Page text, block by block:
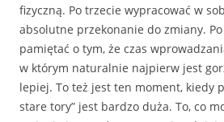
fizyczną. Po trzecie wypracować w
absolutne przekonanie do zmiany.
pamiętać o tym, że czas
w którym naturalnie najpierw jest
lepiej. To też jest ten moment, kiedy
stare tory” jest bardzo duża. To, co